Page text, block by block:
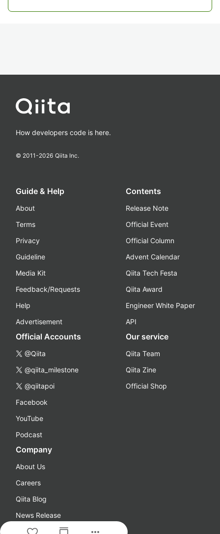
How developers code is here.
© 2011-2026 Qiita Inc.
Guide & Help
About
Terms
Privacy
Guideline
Media Kit
Feedback/Requests
Help
Advertisement
Contents
Release Note
Official Event
Official Column
Advent Calendar
Qiita Tech Festa
Qiita Award
Engineer White Paper
API
Official Accounts
@Qiita
@qiita_milestone
@qiitapoi
Facebook
YouTube
Podcast
Our service
Qiita Team
Qiita Zine
Official Shop
Company
About Us
Careers
Qiita Blog
News Release